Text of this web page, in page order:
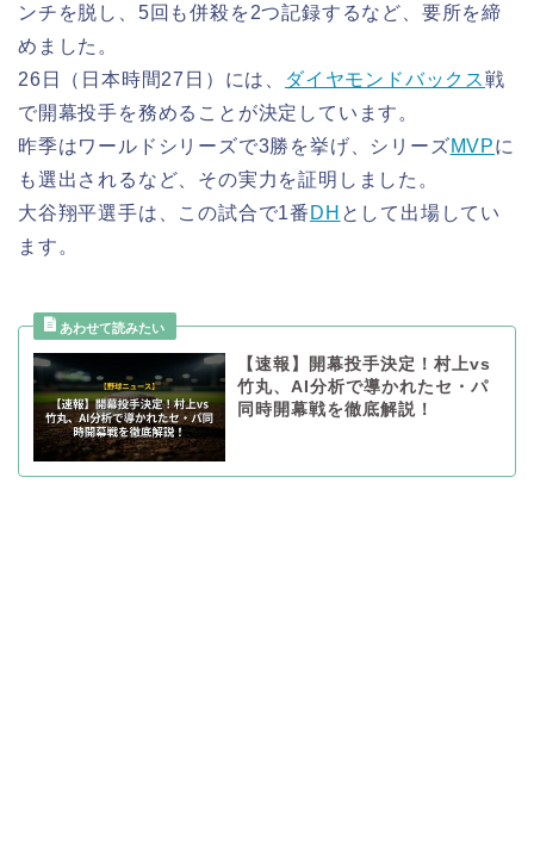
ンチを脱し、5回も併殺を2つ記録するなど、要所を締
めました。
26日（日本時間27日）には、
ダイヤモンドバックス戦
で開幕投手を務めることが決定しています。
昨季はワールドシリーズで3勝を挙げ、シリーズMVPに
も選出されるなど、その実力を証明しました。
大谷翔平選手は、この試合で1番 DH として出場してい
ます。
【速報】開幕投手決定！村上vs
竹丸、AI分析で導かれたセ・パ
同時開幕戦を徹底解説！